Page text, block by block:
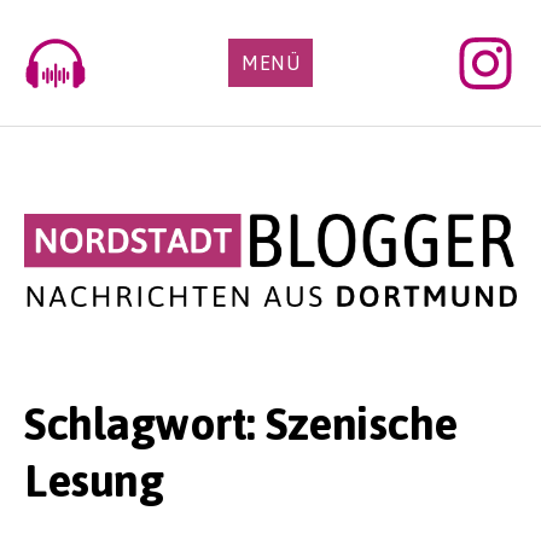
content
MENÜ
Schlagwort:Szenische
Lesung